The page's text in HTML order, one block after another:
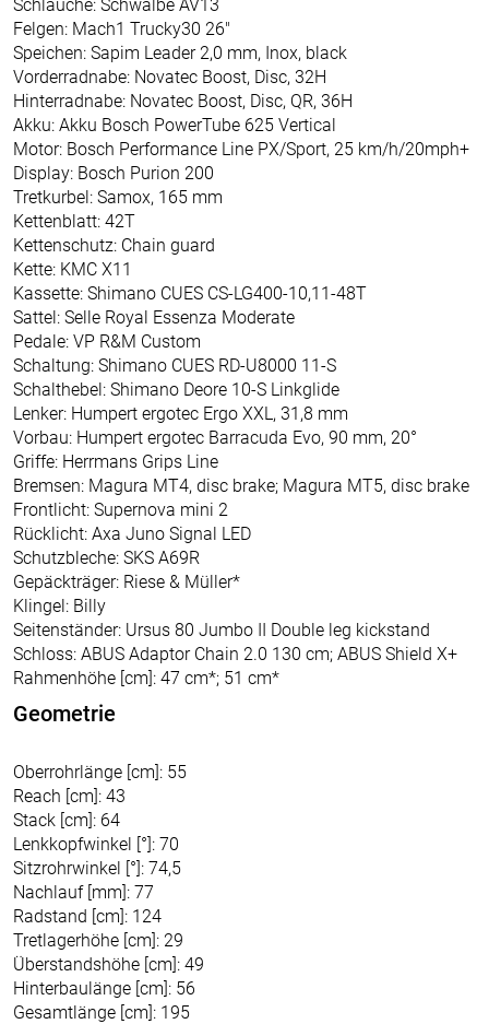
Schläuche: Schwalbe AV13
Felgen: Mach1 Trucky30 26"
Speichen: Sapim Leader 2,0 mm, Inox, black
Vorderradnabe: Novatec Boost, Disc, 32H
Hinterradnabe: Novatec Boost, Disc, QR, 36H
Akku: Akku Bosch PowerTube 625 Vertical
Motor: Bosch Performance Line PX/Sport, 25 km/h/20mph+
Display: Bosch Purion 200
Tretkurbel: Samox, 165 mm
Kettenblatt: 42T
Kettenschutz: Chain guard
Kette: KMC X11
Kassette: Shimano CUES CS-LG400-10,11-48T
Sattel: Selle Royal Essenza Moderate
Pedale: VP R&M Custom
Schaltung: Shimano CUES RD-U8000 11-S
Schalthebel: Shimano Deore 10-S Linkglide
Lenker: Humpert ergotec Ergo XXL, 31,8 mm
Vorbau: Humpert ergotec Barracuda Evo, 90 mm, 20°
Griffe: Herrmans Grips Line
Bremsen: Magura MT4, disc brake; Magura MT5, disc brake
Frontlicht: Supernova mini 2
Rücklicht: Axa Juno Signal LED
Schutzbleche: SKS A69R
Gepäckträger: Riese & Müller*
Klingel: Billy
Seitenständer: Ursus 80 Jumbo II Double leg kickstand
Schloss: ABUS Adaptor Chain 2.0 130 cm; ABUS Shield X+
Rahmenhöhe [cm]: 47 cm*; 51 cm*
Geometrie
Oberrohrlänge [cm]: 55
Reach [cm]: 43
Stack [cm]: 64
Lenkkopfwinkel [°]: 70
Sitzrohrwinkel [°]: 74,5
Nachlauf [mm]: 77
Radstand [cm]: 124
Tretlagerhöhe [cm]: 29
Überstandshöhe [cm]: 49
Hinterbaulänge [cm]: 56
Gesamtlänge [cm]: 195